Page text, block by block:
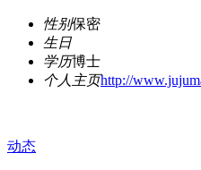
性别保密
生日
学历博士
个人主页http://
动态